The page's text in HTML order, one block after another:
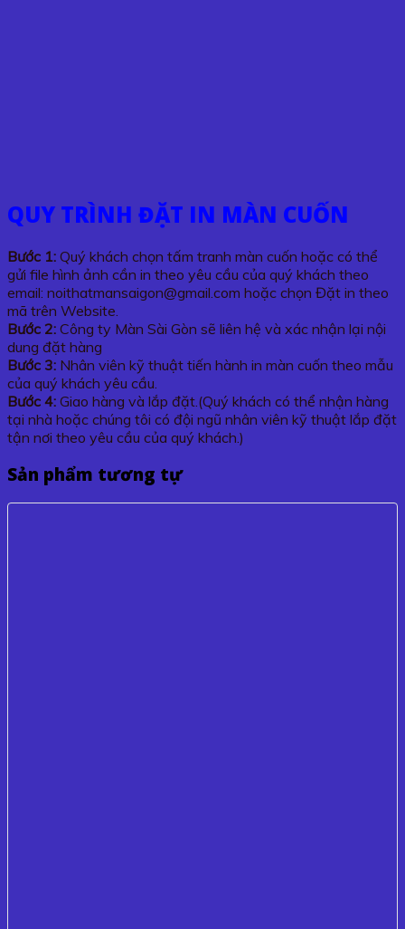
QUY TRÌNH ĐẶT IN MÀN CUỐN
Bước 1: Quý khách chọn tấm tranh màn cuốn hoặc có thể
gửi file hình ảnh cần in theo yêu cầu của quý khách theo
email: noithatmansaigon@gmail.com hoặc chọn Đặt in theo
mã trên Website.
Bước 2: Công ty Màn Sài Gòn sẽ liên hệ và xác nhận lại nội
dung đặt hàng
Bước 3: Nhân viên kỹ thuật tiến hành in màn cuốn theo mẫu
của quý khách yêu cầu.
Bước 4: Giao hàng và lắp đặt.(Quý khách có thể nhận hàng
tại nhà hoặc chúng tôi có đội ngũ nhân viên kỹ thuật lắp đặt
tận nơi theo yêu cầu của quý khách.)
Sản phẩm tương tự